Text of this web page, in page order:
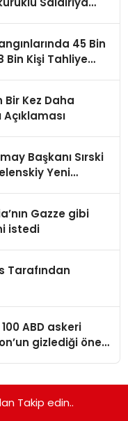
45 Bin
Bin Kişi Tahliye
Kez Daha
Açıklaması
Başkanı Sırski
Yeni
Gazze gibi
istedi
Tarafından
ABD askeri
gizlediği öne
Takip edin..